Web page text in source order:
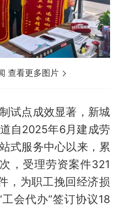
查看更多图片
试点成效显著，新城
自2025年6月建成劳
式服务中心以来，累
，受理劳资案件321
，为职工挽回经济损
会代办”签订协议18